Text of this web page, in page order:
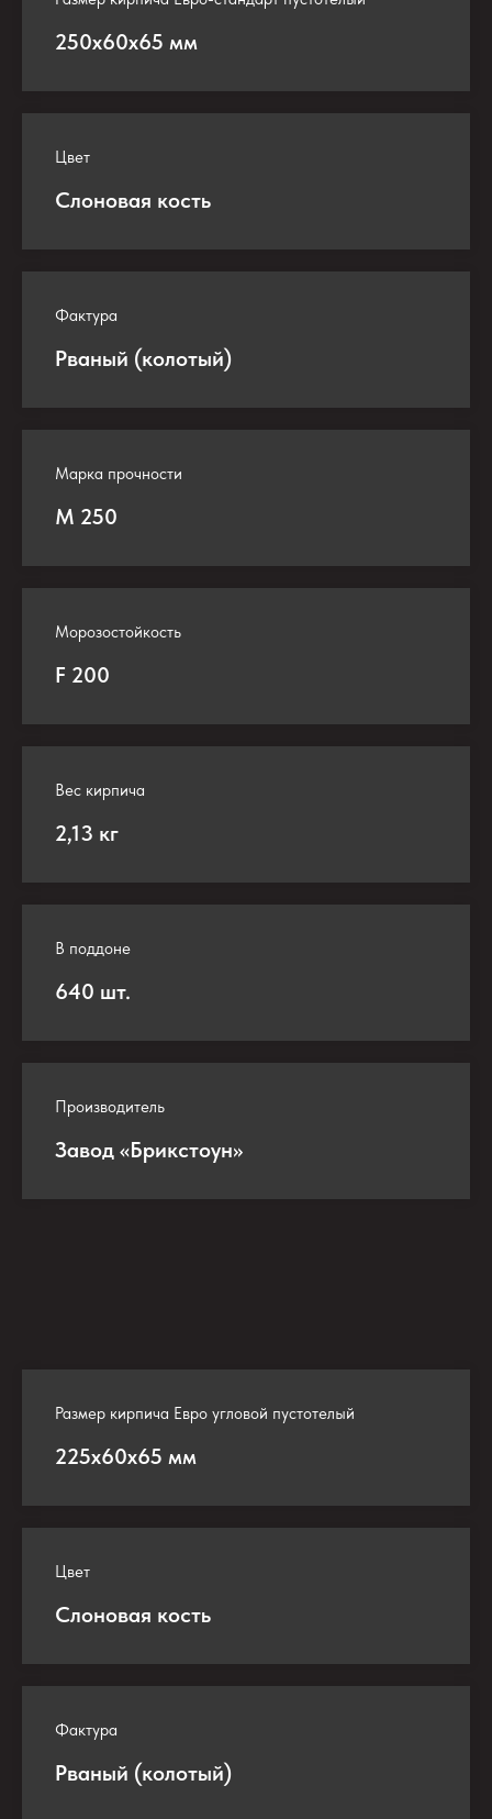
250х60х65 мм
Цвет
Слоновая кость
Фактура
Рваный (колотый)
Марка прочности
М 250
Морозостойкость
F 200
Вес кирпича
2,13 кг
В поддоне
640 шт.
Производитель
Завод «Брикстоун»
Размер кирпича Евро угловой пустотелый
225х60х65 мм
Цвет
Слоновая кость
Фактура
Рваный (колотый)